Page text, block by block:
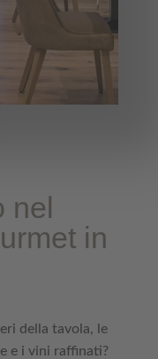
nel
in
della tavola, le
e i vini raffinati?